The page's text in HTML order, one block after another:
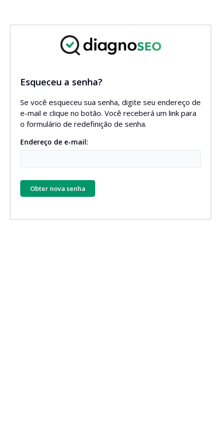
Esqueceu a senha?
Se você esqueceu sua senha, digite seu endereço de
e-mail e clique no botão. Você receberá um link para
o formulário de redefinição de senha.
Endereço de e-mail:
Obter nova senha